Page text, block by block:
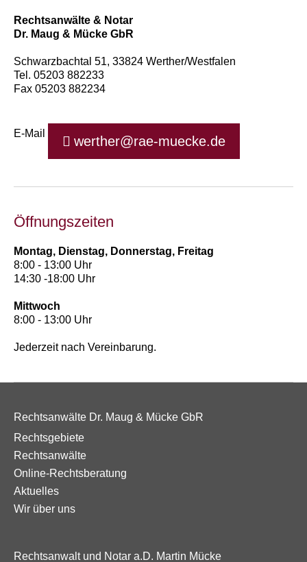
Rechtsanwälte & Notar
Dr. Maug & Mücke GbR
Schwarzbachtal 51, 33824 Werther/Westfalen
Tel. 05203 882233
Fax 05203 882234
E-Mail
werther@rae-muecke.de
Öffnungszeiten
Montag, Dienstag, Donnerstag, Freitag
8:00 - 13:00 Uhr
14:30 -18:00 Uhr
Mittwoch
8:00 - 13:00 Uhr
Jederzeit nach Vereinbarung.
Rechtsanwälte Dr. Maug & Mücke GbR
Rechtsgebiete
Rechtsanwälte
Online-Rechtsberatung
Aktuelles
Wir über uns
Rechtsanwalt und Notar a.D. Martin Mücke